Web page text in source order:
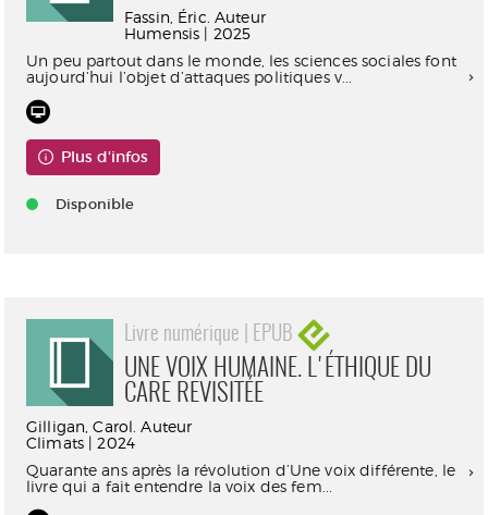
Fassin, Éric. Auteur
Humensis | 2025
Un peu partout dans le monde, les sciences sociales font
aujourd’hui l’objet d’attaques politiques v...
Plus d'infos
Disponible
Livre numérique | EPUB
UNE VOIX HUMAINE. L'ÉTHIQUE DU
CARE REVISITÉE
Gilligan, Carol. Auteur
Climats | 2024
Quarante ans après la révolution d’Une voix différente, le
livre qui a fait entendre la voix des fem...